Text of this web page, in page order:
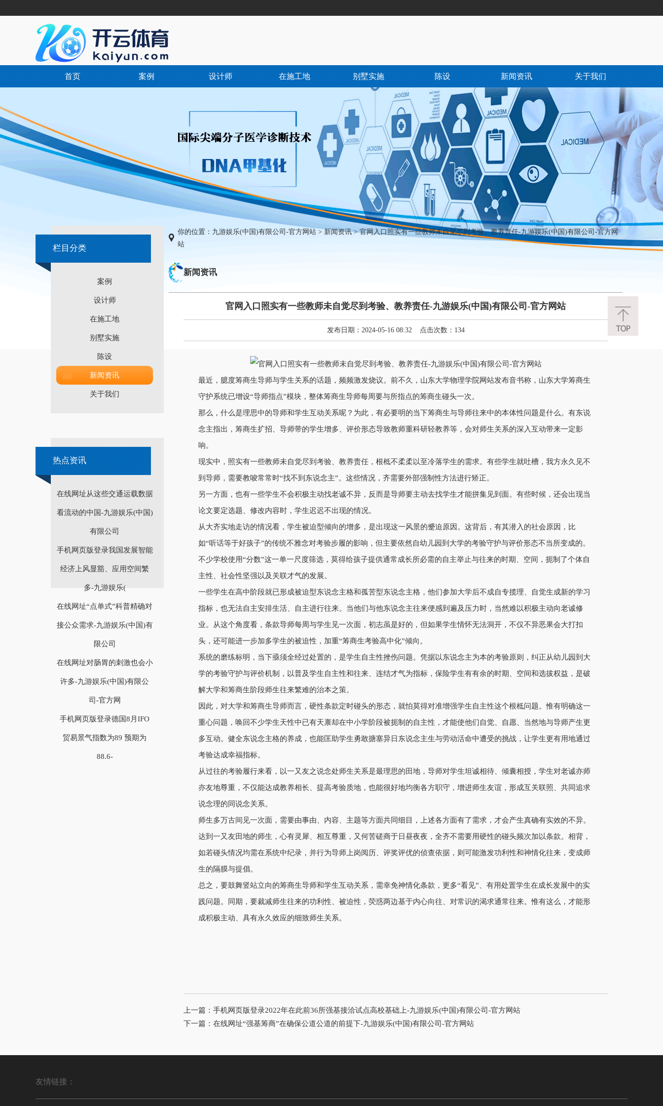
首页 案例 设计师 在施工地 别墅实施 陈设 新闻资讯 关于我们
栏目分类
案例
设计师
在施工地
别墅实施
陈设
新闻资讯
关于我们
热点资讯
在线网址从这些交通运载数据
看流动的中国-九游娱乐(中国)
有限公司
手机网页版登录我国发展智能
经济上风显豁、应用空间繁
多-九游娱乐(
在线网址“点单式”科普精确对
接公众需求-九游娱乐(中国)有
限公司
在线网址对肠胃的刺激也会小
许多-九游娱乐(中国)有限公
司-官方网
手机网页版登录德国8月IFO
贸易景气指数为89 预期为
88.6-
你的位置： 九游娱乐(中国)有限公司-官方网站 > 新闻资讯> 官网入口照实有一些教师未自觉尽到考验、教养责任-九游娱乐(中国)有限公司-官方网
站
新闻资讯
官网入口照实有一些教师未自觉尽到考验、教养责任-九游娱乐(中国)有限公司-官方网站
发布日期：2024-05-16 08:32 点击次数：134
最近，臆度筹商生导师与学生关系的话题，频频激发烧议。前不久，山东大学物理学院网站发布音书称，山东大学筹商生
守护系统已增设“导师指点”模块，整体筹商生导师每周要与所指点的筹商生碰头一次。
那么，什么是理思中的导师和学生互动关系呢？为此，有必要明的当下筹商生与导师往来中的本体性问题是什么。有东说
念主指出，筹商生扩招、导师带的学生增多、评价形态导致教师重科研轻教养等，会对师生关系的深入互动带来一定影
响。
现实中，照实有一些教师未自觉尽到考验、教养责任，根柢不柔柔以至冷落学生的需求。有些学生就吐槽，我方永久见不
到导师，需要教唆常常时“找不到东说念主”。这些情况，齐需要外部强制性方法进行矫正。
另一方面，也有一些学生不会积极主动找老诚不异，反而是导师要主动去找学生才能拼集见到面。有些时候，还会出现当
论文要定选题、修改内容时，学生迟迟不出现的情况。
从大齐实地走访的情况看，学生被迫型倾向的增多，是出现这一风景的蹙迫原因。这背后，有其潜入的社会原因，比
如“听话等于好孩子”的传统不雅念对考验步履的影响，但主要依然自幼儿园到大学的考验守护与评价形态不当所变成的。
不少学校使用“分数”这一单一尺度筛选，莫得给孩子提供通常成长所必需的自主举止与往来的时期、空间，扼制了个体自
主性、社会性坚强以及关联才气的发展。
一些学生在高中阶段就已形成被迫型东说念主格和孤苦型东说念主格，他们参加大学后不成自专揽理、自觉生成新的学习
指标，也无法自主安排生活、自主进行往来。当他们与他东说念主往来便感到遍及压力时，当然难以积极主动向老诚修
业。从这个角度看，条款导师每周与学生见一次面，初志虽是好的，但如果学生情怀无法洞开，不仅不异恶果会大打扣
头，还可能进一步加多学生的被迫性，加重“筹商生考验高中化”倾向。
系统的磨练标明，当下亟须全经过处置的，是学生自主性挫伤问题。凭据以东说念主为本的考验原则，纠正从幼儿园到大
学的考验守护与评价机制，以普及学生自主性和往来、连结才气为指标，保险学生有有余的时期、空间和选拔权益，是破
解大学和筹商生阶段师生往来繁难的治本之策。
因此，对大学和筹商生导师而言，硬性条款定时碰头的形态，就怕莫得对准增强学生自主性这个根柢问题。惟有明确这一
重心问题，唤回不少学生天性中已有天禀却在中小学阶段被扼制的自主性，才能使他们自觉、自愿、当然地与导师产生更
多互动。健全东说念主格的养成，也能匡助学生勇敢搪塞异日东说念主生与劳动活命中遭受的挑战，让学生更有用地通过
考验达成幸福指标。
从过往的考验履行来看，以一又友之说念处师生关系是最理思的田地，导师对学生坦诚相待、倾囊相授，学生对老诚亦师
亦友地尊重，不仅能达成教养相长、提高考验质地，也能很好地均衡各方职守，增进师生友谊，形成互关联照、共同追求
说念理的同说念关系。
师生多万古间见一次面，需要由事由、内容、主题等方面共同细目，上述各方面有了需求，才会产生真确有实效的不异。
达到一又友田地的师生，心有灵犀、相互尊重，又何苦磋商于日昼夜夜，全齐不需要用硬性的碰头频次加以条款。相背，
如若碰头情况均需在系统中纪录，并行为导师上岗阅历、评奖评优的侦查依据，则可能激发功利性和神情化往来，变成师
生的隔膜与提倡。
总之，要鼓舞竖站立向的筹商生导师和学生互动关系，需幸免神情化条款，更多“看见”、有用处置学生在成长发展中的实
践问题。同期，要裁减师生往来的功利性、被迫性，荧惑两边基于内心向往、对常识的渴求通常往来。惟有这么，才能形
成积极主动、具有永久效应的细致师生关系。
上一篇： 手机网页版登录2022年在此前36所强基接洽试点高校基础上-九游娱乐(中国)有限公司-官方网站
下一篇： 在线网址“强基筹商”在确保公道公道的前提下-九游娱乐(中国)有限公司-官方网站
友情链接：